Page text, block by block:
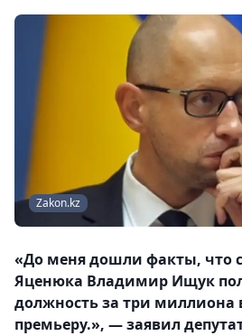
Zakon.kz
«До меня дошли факты, что
Яценюка Владимир Ищук
должность за три миллиона
премьеру.», — заявил